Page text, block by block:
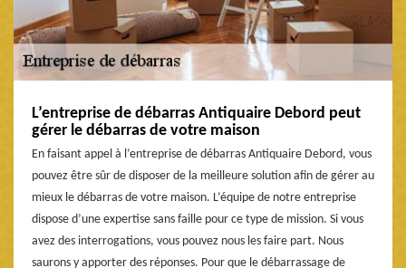
L’entreprise de débarras Antiquaire Debord peut
gérer le débarras de votre maison
En faisant appel à l’entreprise de débarras Antiquaire Debord, vous
pouvez être sûr de disposer de la meilleure solution afin de gérer au
mieux le débarras de votre maison. L’équipe de notre entreprise
dispose d’une expertise sans faille pour ce type de mission. Si vous
avez des interrogations, vous pouvez nous les faire part. Nous
saurons y apporter des réponses. Pour que le débarrassage de